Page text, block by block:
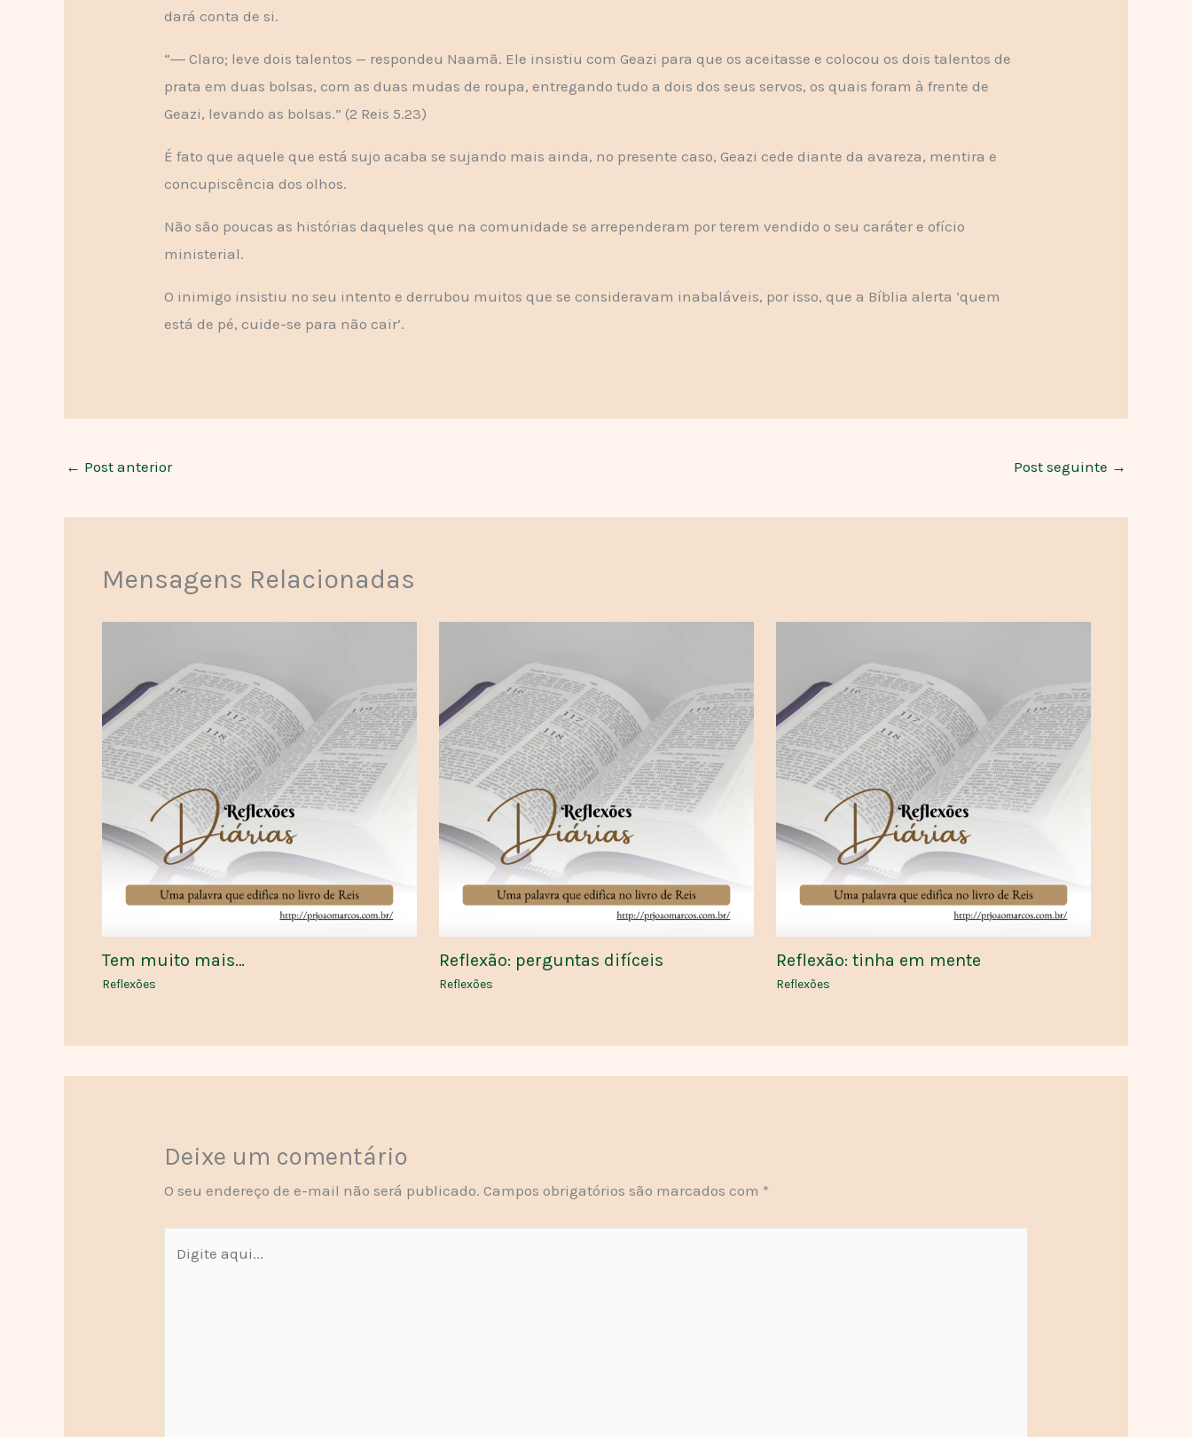
dará conta de si.
“― Claro; leve dois talentos — respondeu Naamã. Ele insistiu com Geazi para que os aceitasse e colocou os dois talentos de
prata em duas bolsas, com as duas mudas de roupa, entregando tudo a dois dos seus servos, os quais foram à frente de
Geazi, levando as bolsas.” (2 Reis 5.23)
É fato que aquele que está sujo acaba se sujando mais ainda, no presente caso, Geazi cede diante da avareza, mentira e
concupiscência dos olhos.
Não são poucas as histórias daqueles que na comunidade se arrependeram por terem vendido o seu caráter e ofício
ministerial.
O inimigo insistiu no seu intento e derrubou muitos que se consideravam inabaláveis, por isso, que a Bíblia alerta ‘quem
está de pé, cuide-se para não cair’.
← Post anterior Post seguinte →
Mensagens Relacionadas
Tem muito mais…
Reflexões
Reflexão: perguntas difíceis
Reflexões
Reflexão: tinha em mente
Reflexões
Deixe um comentário
O seu endereço de e-mail não será publicado. Campos obrigatórios são marcados com *
aqui...